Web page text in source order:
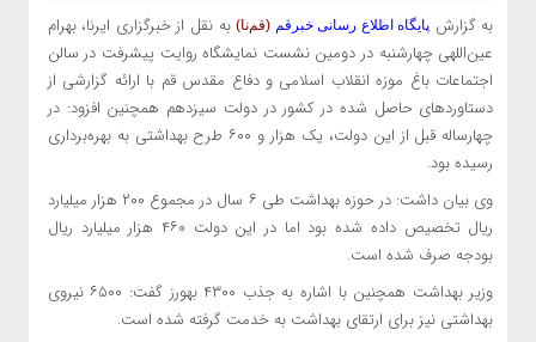
به گزارش پایگاه اطلاع رسانی خبرقم (قم‌نا) به نقل از خبرگزاری ایرنا، بهرام
عین‌اللهی چهارشنبه در دومین نشست نمایشگاه روایت پیشرفت در سالن
اجتماعات باغ موزه انقلاب اسلامی و دفاع مقدس قم با ارائه گزارشی از
دستاوردهای حاصل شده در کشور در دولت سیزدهم همچنین افزود: در
چهارساله قبل از این دولت، یک هزار و ۶۰۰ طرح بهداشتی به بهره‌برداری
رسیده بود.
وی بیان داشت: در حوزه بهداشت طی ۶ سال در مجموع ۲۰۰ هزار میلیارد
ریال تخصیص داده شده بود اما در این دولت ۴۶۰ هزار میلیارد ریال
بودجه صرف شده است.
وزیر بهداشت همچنین با اشاره به جذب ۴۳۰۰ بهورز گفت: ۶۵۰۰ نیروی
بهداشتی نیز برای ارتقای بهداشت به خدمت گرفته شده است.